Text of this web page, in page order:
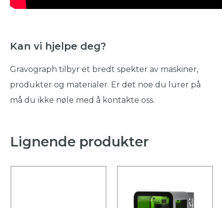
Kan vi hjelpe deg?
Gravograph tilbyr et bredt spekter av maskiner,
produkter og materialer. Er det noe du lurer på
må du ikke nøle med å kontakte oss.
Lignende produkter